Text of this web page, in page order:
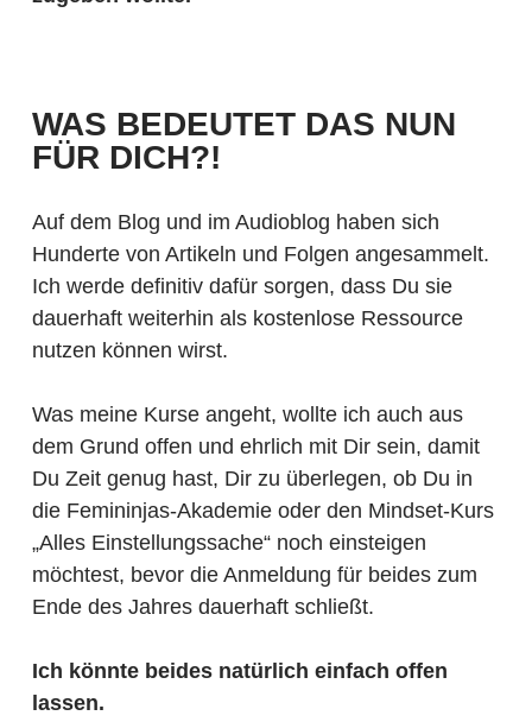
WAS BEDEUTET DAS NUN
FÜR DICH?!
Auf dem Blog und im Audioblog haben sich
Hunderte von Artikeln und Folgen angesammelt.
Ich werde definitiv dafür sorgen, dass Du sie
dauerhaft weiterhin als kostenlose Ressource
nutzen können wirst.
Was meine Kurse angeht, wollte ich auch aus
dem Grund offen und ehrlich mit Dir sein, damit
Du Zeit genug hast, Dir zu überlegen, ob Du in
die Femininjas-Akademie oder den Mindset-Kurs
„Alles Einstellungssache“ noch einsteigen
möchtest, bevor die Anmeldung für beides zum
Ende des Jahres dauerhaft schließt.
Ich könnte beides natürlich einfach offen
lassen.